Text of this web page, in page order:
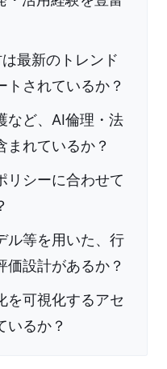
最新のトレンド
トされているか？
など、AI倫理・法
まれているか？
リシーに合わせて
ル等を用いた、行
価設計があるか？
を可視化するアセ
いるか？